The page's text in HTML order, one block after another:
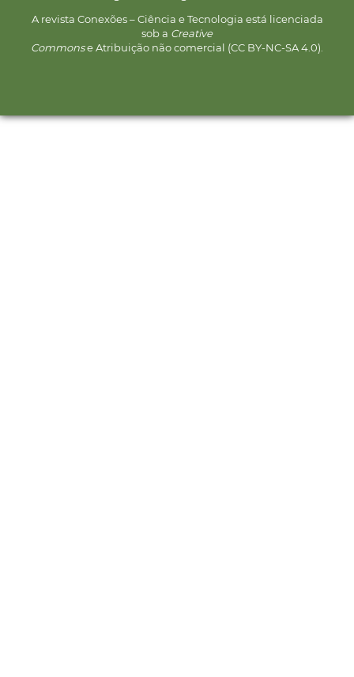
A revista Conexões – Ciência e Tecnologia está licenciada
sob a Creative
Commonse Atribuição não comercial (CC BY-NC-SA 4.0).